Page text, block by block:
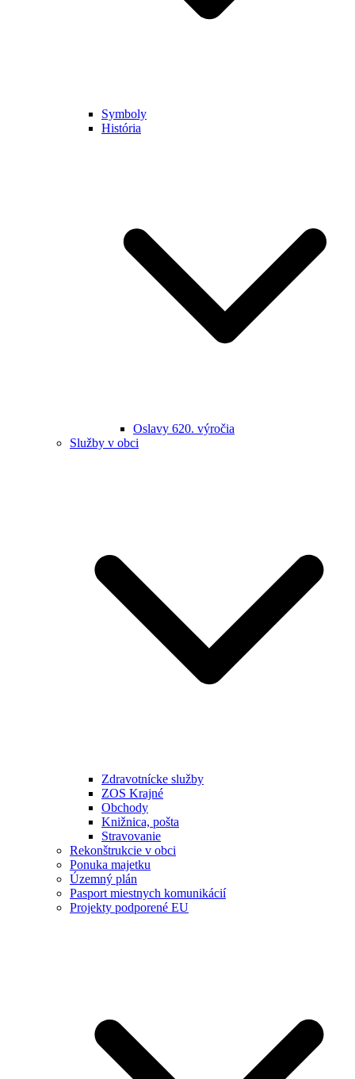
Symboly
História
Oslavy 620. výročia
Služby v obci
Zdravotnícke služby
ZOS Krajné
Obchody
Knižnica, pošta
Stravovanie
Rekonštrukcie v obci
Ponuka majetku
Územný plán
Pasport miestnych komunikácií
Projekty podporené EU